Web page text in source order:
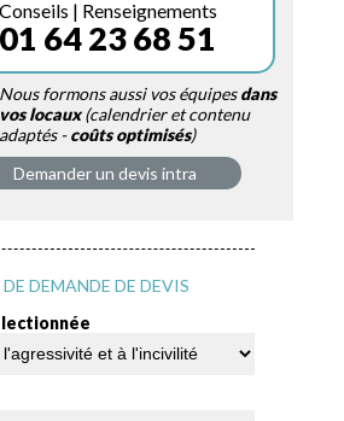
Conseils | Renseignements
01 64 23 68 51
Nous formons aussi vos équipesdans
vos locaux(calendrier et contenu
adaptés -coûts optimisés)
Demander un devis intra
DEMANDE DE DEVIS